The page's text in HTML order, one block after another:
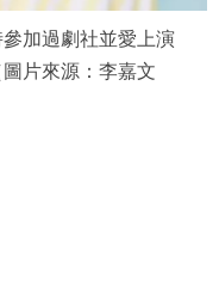
加過劇社並愛上演
片來源：李嘉文